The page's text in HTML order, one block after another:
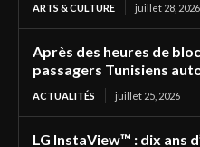
ARTS & CULTURE juillet 28, 2026
Après des heures de
passagers Tunisiens
ACTUALITÉS juillet 25, 2026
LG InstaView™ : dix ans